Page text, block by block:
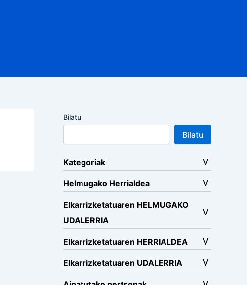
Bilatu
Bilatu
Kategoriak
Helmugako Herrialdea
Elkarrizketatuaren HELMUGAKO
UDALERRIA
Elkarrizketatuaren HERRIALDEA
Elkarrizketatuaren UDALERRIA